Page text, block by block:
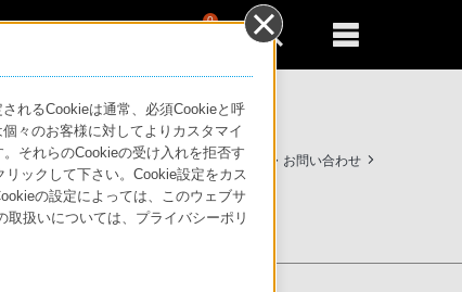
0
製品のアクセシビリティ サポート・お問い合わせ
れるCookieは通常、必須Cookieと呼
々のお客様に対してよりカスタマイ
それらのCookieの受け入れを拒否す
ックして下さい。Cookie設定をカス
の設定によっては、このウェブサ
扱いについては、プライバシーポリ